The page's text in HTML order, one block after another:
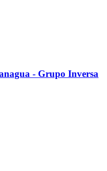
- Grupo Inversa